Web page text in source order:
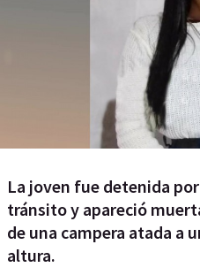
La joven fue detenida
tránsito y apareció
de una campera atada a
altura.